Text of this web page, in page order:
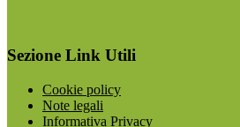
Sezione Link Utili
Cookie policy
Note legali
Informativa Privacy